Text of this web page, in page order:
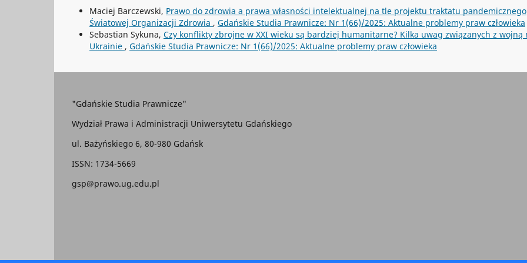
Maciej Barczewski, Prawo do zdrowia a prawa własności intelektualnej na tle projektu traktatu pandemicznego
Światowej Organizacji Zdrowia , Gdańskie Studia Prawnicze: Nr 1(66)/2025: Aktualne problemy praw człowieka
Sebastian Sykuna, Czy konflikty zbrojne w XXI wieku są bardziej humanitarne? Kilka uwag związanych z wojną
Ukrainie , Gdańskie Studia Prawnicze: Nr 1(66)/2025: Aktualne problemy praw człowieka
"Gdańskie Studia Prawnicze"
Wydział Prawa i Administracji Uniwersytetu Gdańskiego
ul. Bażyńskiego 6, 80-980 Gdańsk
ISSN: 1734-5669
gsp@prawo.ug.edu.pl